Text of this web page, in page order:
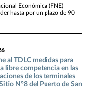
Económica (FNE)
hasta por un plazo de 90
al TDLC medidas para
libre competencia en las
de los terminales
N°8 del Puerto de San